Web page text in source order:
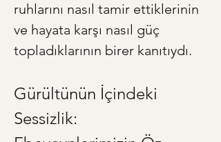
ruhlarını nasıl tamir ettiklerinin
ve hayata karşı nasıl güç
topladıklarının birer kanıtıydı.
Gürültünün İçindeki
Sessizlik: